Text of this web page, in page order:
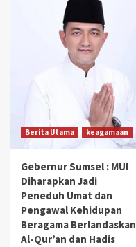
Berita Utama keagamaan
Gebernur Sumsel : MUI
Diharapkan Jadi
Peneduh Umat dan
Pengawal Kehidupan
Beragama Berlandaskan
Al-Qur’an dan Hadis